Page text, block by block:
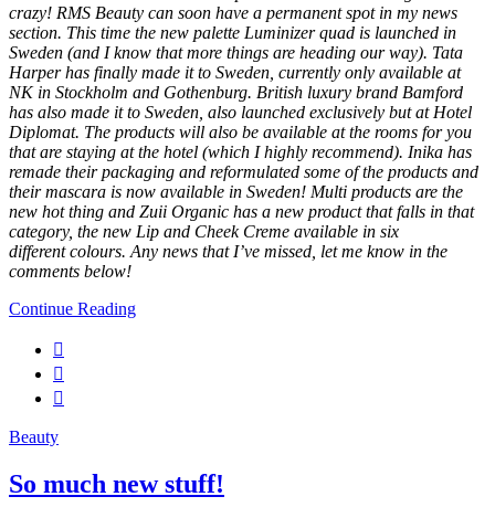
crazy! RMS Beauty can soon have a permanent spot in my news
section. This time the new palette Luminizer quad is launched in
Sweden (and I know that more things are heading our way). Tata
Harper has finally made it to Sweden, currently only available at
NK in Stockholm and Gothenburg. British luxury brand Bamford
has also made it to Sweden, also launched exclusively but at Hotel
Diplomat. The products will also be available at the rooms for you
that are staying at the hotel (which I highly recommend). Inika has
remade their packaging and reformulated some of the products and
their mascara is now available in Sweden! Multi products are the
new hot thing and Zuii Organic has a new product that falls in that
category, the new Lip and Cheek Creme available in six
different colours. Any news that I’ve missed, let me know in the
comments below!
Continue Reading
Beauty
So much new stuff!